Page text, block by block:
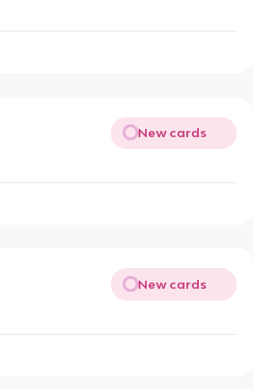
New cards
New cards